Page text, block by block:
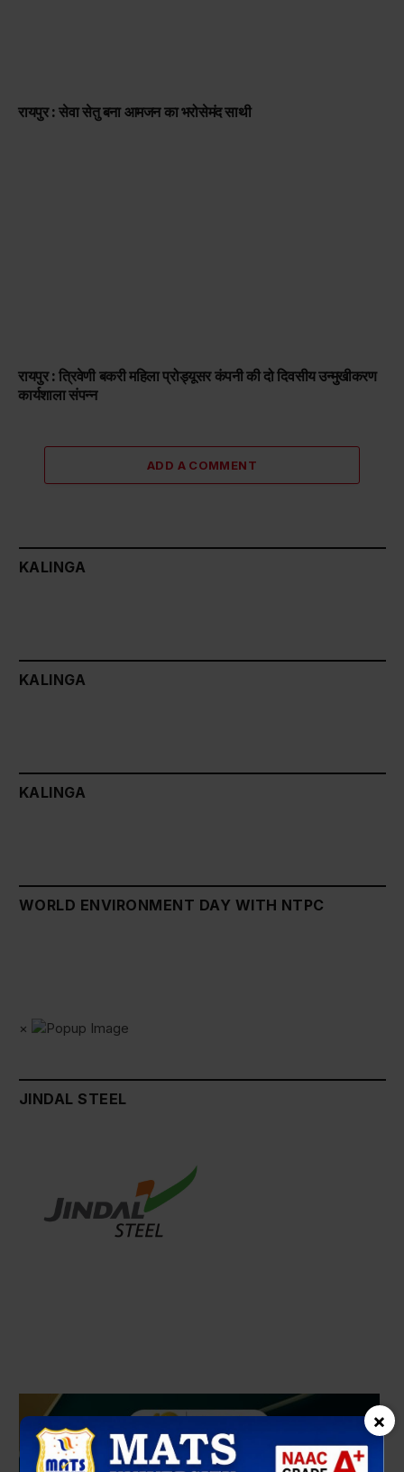
रायपुर : सेवा सेतु बना आमजन का भरोसेमंद साथी
रायपुर : त्रिवेणी बकरी महिला प्रोड्यूसर कंपनी की दो दिवसीय उन्मुखीकरण
कार्यशाला संपन्न
ADD A COMMENT
KALINGA
KALINGA
KALINGA
WORLD ENVIRONMENT DAY WITH NTPC
×
JINDAL STEEL
×